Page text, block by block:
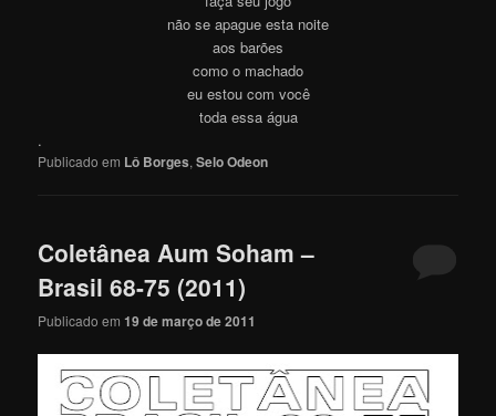
não se apague esta noite
aos barões
como o machado
eu estou com você
toda essa água
.
Publicado em Lô Borges,Selo Odeon
Coletânea Aum Soham –
Brasil 68-75 (2011)
Publicado em19 de março de 2011